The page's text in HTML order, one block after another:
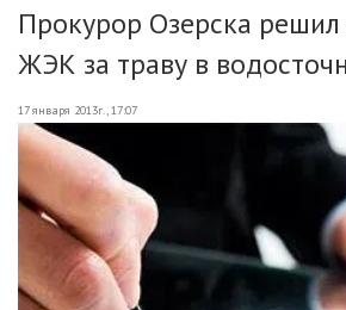
Прокурор Озерска решил
ЖЭК за траву в
17 января 2013г., 17:07